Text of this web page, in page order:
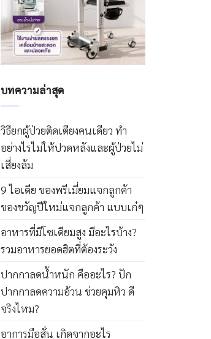
บทความล่าสุด
วิธียกผู้ป่วยติดเตียงคนเดียว ทำ
อย่างไรไม่ให้ปวดหลังและผู้ป่วยไม่
เสี่ยงล้ม
9 ไอเดีย ของพรีเมี่ยมแจกลูกค้า
ของขวัญปีใหม่แจกลูกค้า แบบเก๋ๆ
อาหารที่มีโซเดียมสูง มีอะไรบ้าง?
รวมอาหารยอดฮิตที่ต้องระวัง
ปากกาลดน้ำหนัก คืออะไร? ปัก
ปากกาลดความอ้วน ช่วยคุมหิว ดี
จริงไหม?
อาการมือสั่น เกิดจากอะไร